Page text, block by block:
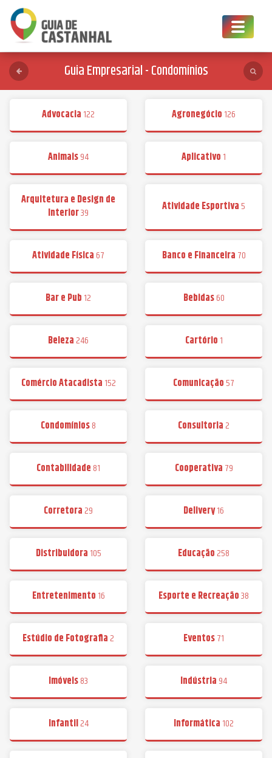
Toggle
Guia Empresarial - Condomínios
Advocacia 122 Agronegócio 126
Animais94 Aplicativo 1
Arquitetura e Design de
Interior39 Atividade Esportiva5
Atividade Física67 Banco e Financeira 70
Bar e Pub 12 Bebidas60
Beleza246 Cartório 1
Comércio Atacadista 152 Comunicação57
Condomínios8 Consultoria2
Contabilidade81 Cooperativa 79
Corretora29 Delivery16
Distribuidora 105 Educação258
Entretenimento 16 Esporte e Recreação38
Estúdio de Fotografia2 Eventos71
Imóveis83 Indústria94
Infantil24 Informática 102